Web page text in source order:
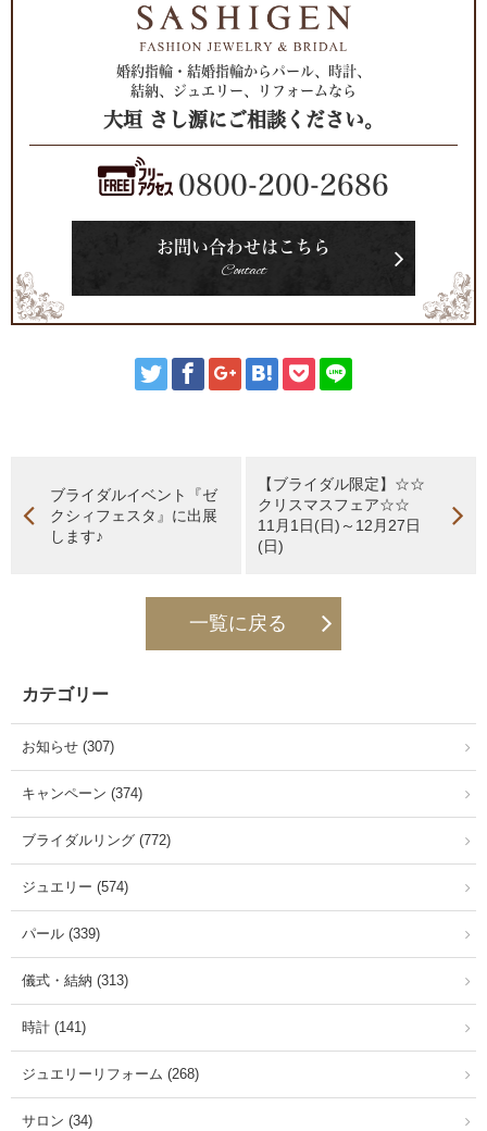
婚約指輪・結婚指輪からパール、時計、
結納、ジュエリー、リフォームなら
大垣 さし源にご相談ください。
0800-200-2686
お問い合わせはこちら
Contact
ブライダルイベント『ゼ
クシィフェスタ』に出展
します♪
【ブライダル限定】☆☆
クリスマスフェア☆☆
11月1日(日)～12月27日
(日)
一覧に戻る
カテゴリー
お知らせ (307)
キャンペーン (374)
ブライダルリング (772)
ジュエリー (574)
パール (339)
儀式・結納 (313)
時計 (141)
ジュエリーリフォーム (268)
サロン (34)